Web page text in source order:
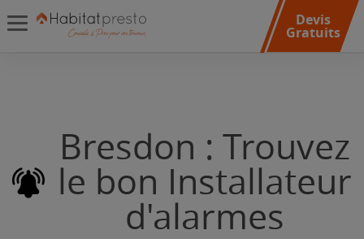
Devis
Gratuits
Bresdon : Trouvez
le bon Installateur
d'alarmes